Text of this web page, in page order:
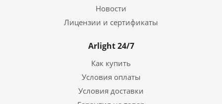
Новости
Лицензии и сертификаты
Arlight 24/7
Как купить
Условия оплаты
Условия доставки